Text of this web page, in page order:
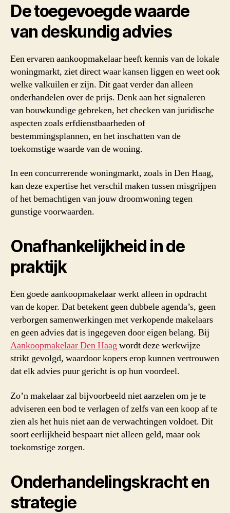
De toegevoegde waarde
van deskundig advies
Een ervaren aankoopmakelaar heeft kennis van de lokale
woningmarkt, ziet direct waar kansen liggen en weet ook
welke valkuilen er zijn. Dit gaat verder dan alleen
onderhandelen over de prijs. Denk aan het signaleren
van bouwkundige gebreken, het checken van juridische
aspecten zoals erfdienstbaarheden of
bestemmingsplannen, en het inschatten van de
toekomstige waarde van de woning.
In een concurrerende woningmarkt, zoals in Den Haag,
kan deze expertise het verschil maken tussen misgrijpen
of het bemachtigen van jouw droomwoning tegen
gunstige voorwaarden.
Onafhankelijkheid in de
praktijk
Een goede aankoopmakelaar werkt alleen in opdracht
van de koper. Dat betekent geen dubbele agenda’s, geen
verborgen samenwerkingen met verkopende makelaars
en geen advies dat is ingegeven door eigen belang. Bij
Aankoopmakelaar Den Haagwordt deze werkwijze
strikt gevolgd, waardoor kopers erop kunnen vertrouwen
dat elk advies puur gericht is op hun voordeel.
Zo’n makelaar zal bijvoorbeeld niet aarzelen om je te
adviseren een bod te verlagen of zelfs van een koop af te
zien als het huis niet aan de verwachtingen voldoet. Dit
soort eerlijkheid bespaart niet alleen geld, maar ook
toekomstige zorgen.
Onderhandelingskracht en
strategie